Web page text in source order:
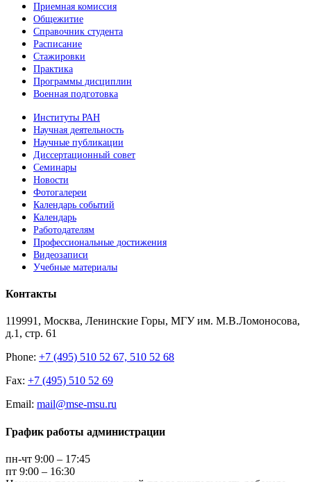
Приемная комиссия
Общежитие
Справочник студента
Расписание
Стажировки
Практика
Программы дисциплин
Военная подготовка
Институты РАН
Научная деятельность
Научные публикации
Диссертационный совет
Семинары
Новости
Фотогалереи
Календарь событий
Календарь
Работодателям
Профессиональные достижения
Видеозаписи
Учебные материалы
Контакты
119991, Москва, Ленинские Горы, МГУ им. М.В.Ломоносова,
д.1, стр. 61
Phone: +7 (495) 510 52 67, 510 52 68
Fax: +7 (495) 510 52 69
Email: mail@mse-msu.ru
График работы администрации
пн-чт 9:00 – 17:45
пт 9:00 – 16:30